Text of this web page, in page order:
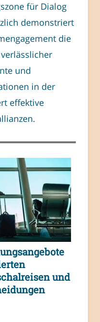
für Dialog
demonstriert
die
und
in der
effektive
und